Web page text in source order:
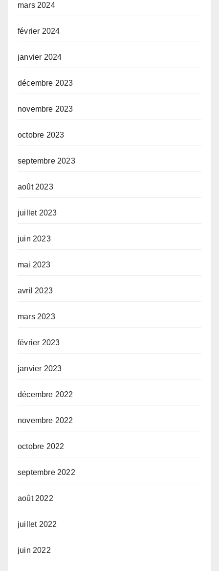
mars 2024
février 2024
janvier 2024
décembre 2023
novembre 2023
octobre 2023
septembre 2023
août 2023
juillet 2023
juin 2023
mai 2023
avril 2023
mars 2023
février 2023
janvier 2023
décembre 2022
novembre 2022
octobre 2022
septembre 2022
août 2022
juillet 2022
juin 2022